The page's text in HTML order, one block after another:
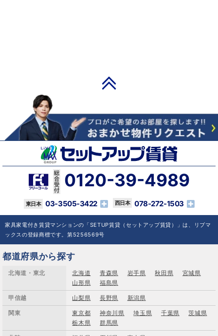
0120-39-4989
03-3505-3422 078-272-1503
家具家電付き賃貸マンションの「SETUP賃貸（セットアップ賃貸）」は、リブマ
ックスの登録商標です。第5256569号
都道府県から探す
北海道・東北 北海道 青森県 岩手県 秋田県
宮城県
山形県
福島県
甲信越 山梨県 長野県 新潟県
関東 東京都 神奈川県 埼玉県 千葉県
茨城県
栃木県
群馬県